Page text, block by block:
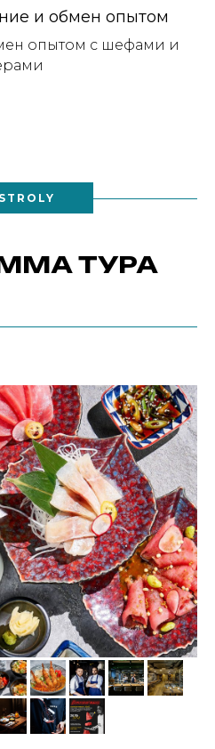
и обмен опытом
опытом с шефами и
ТУРА